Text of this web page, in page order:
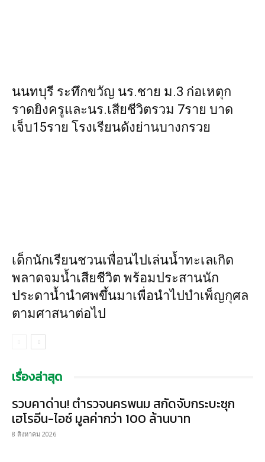
นนทบุรี ระทึกขวัญ นร.ชาย ม.3 ก่อเหตุก
ราดยิงครูและนร.เสียชีวิตรวม 7ราย บาด
เจ็บ15ราย โรงเรียนดังย่านบางกรวย
เด็กนักเรียนชวนเพื่อนไปเล่นน้ำทะเลเกิด
พลาดจมน้ำเสียชีวิต พร้อมประสานนัก
ประดาน้ำนำศพขึ้นมาเพื่อนำไปบำเพ็ญกุศล
ตามศาสนาต่อไป
เรื่องล่าสุด
รวบคาด่าน! ตำรวจนครพนม สกัดจับกระบะซุก
เฮโรอีน-ไอซ์ มูลค่ากว่า 100 ล้านบาท
8 สิงหาคม 2026